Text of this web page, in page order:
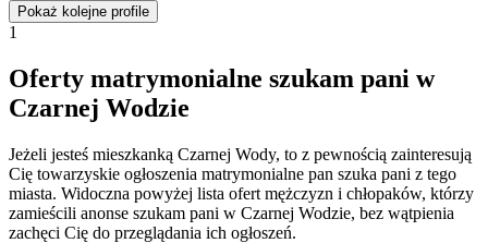
Pokaż kolejne profile
1
Oferty matrymonialne szukam pani w
Czarnej Wodzie
Jeżeli jesteś mieszkanką Czarnej Wody, to z pewnością zainteresują
Cię towarzyskie ogłoszenia matrymonialne pan szuka pani z tego
miasta. Widoczna powyżej lista ofert mężczyzn i chłopaków, którzy
zamieścili anonse szukam pani w Czarnej Wodzie, bez wątpienia
zachęci Cię do przeglądania ich ogłoszeń.